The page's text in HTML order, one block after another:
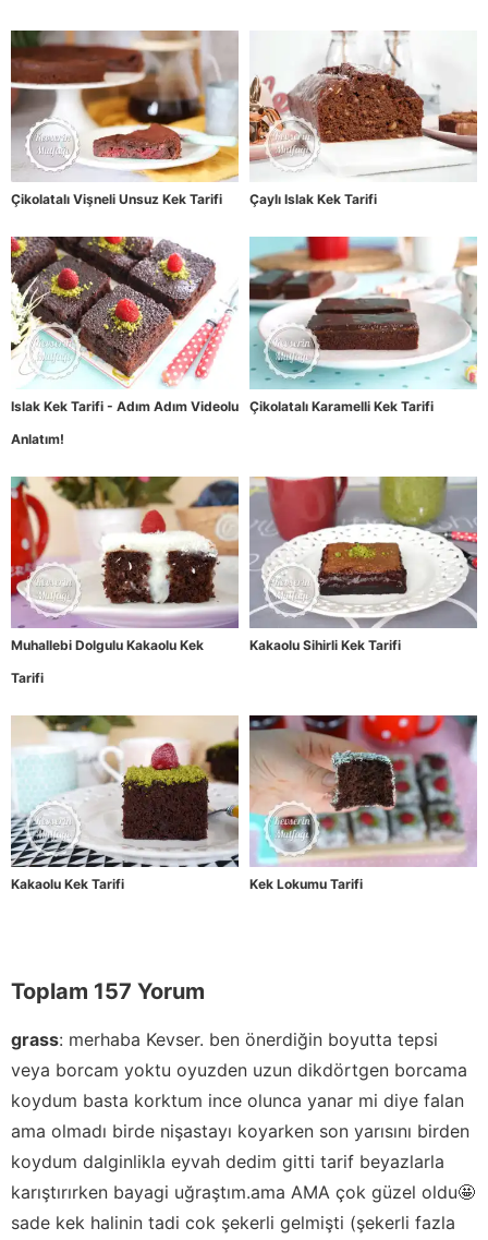
Çikolatalı Vişneli Unsuz Kek Tarifi Çaylı Islak Kek Tarifi
Islak Kek Tarifi - Adım Adım Videolu
Anlatım!
Çikolatalı Karamelli Kek Tarifi
Muhallebi Dolgulu Kakaolu Kek
Tarifi
Kakaolu Sihirli Kek Tarifi
Kakaolu Kek Tarifi Kek Lokumu Tarifi
Toplam 157 Yorum
grass: merhaba Kevser. ben önerdiğin boyutta tepsi
veya borcam yoktu oyuzden uzun dikdörtgen borcama
koydum basta korktum ince olunca yanar mi diye falan
ama olmadı birde nişastayı koyarken son yarısını birden
koydum dalginlikla eyvah dedim gitti tarif beyazlarla
karıştırırken bayagi uğraştım.ama AMA çok güzel oldu🤩
sade kek halinin tadi cok şekerli gelmişti (şekerli fazla